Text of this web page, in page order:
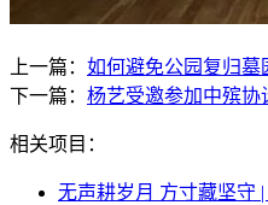
上一篇： 如何避免公园复归墓
下一篇： 杨艺受邀参加中殡协
相关项目：
无声耕岁月 方寸藏坚守